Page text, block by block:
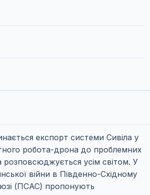
експорт системи Сивіла у
робота-дрона до проблемних
розповсюджується усім світом. У
війни в Південно-Східному
(ПСАС) пропонують